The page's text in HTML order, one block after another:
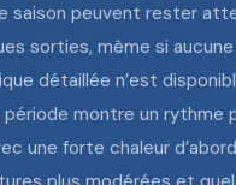
saison peuvent rester
sorties, même si aucune
détaillée n’est
montre un rythme
une forte chaleur